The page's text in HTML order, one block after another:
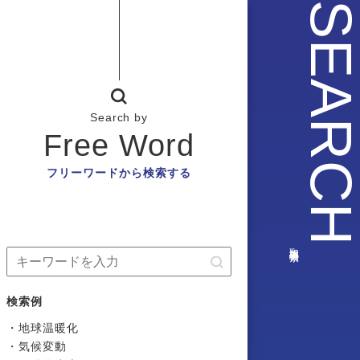
Search by
Free Word
フリーワードから検索する
検索例
・地球温暖化
・気候変動